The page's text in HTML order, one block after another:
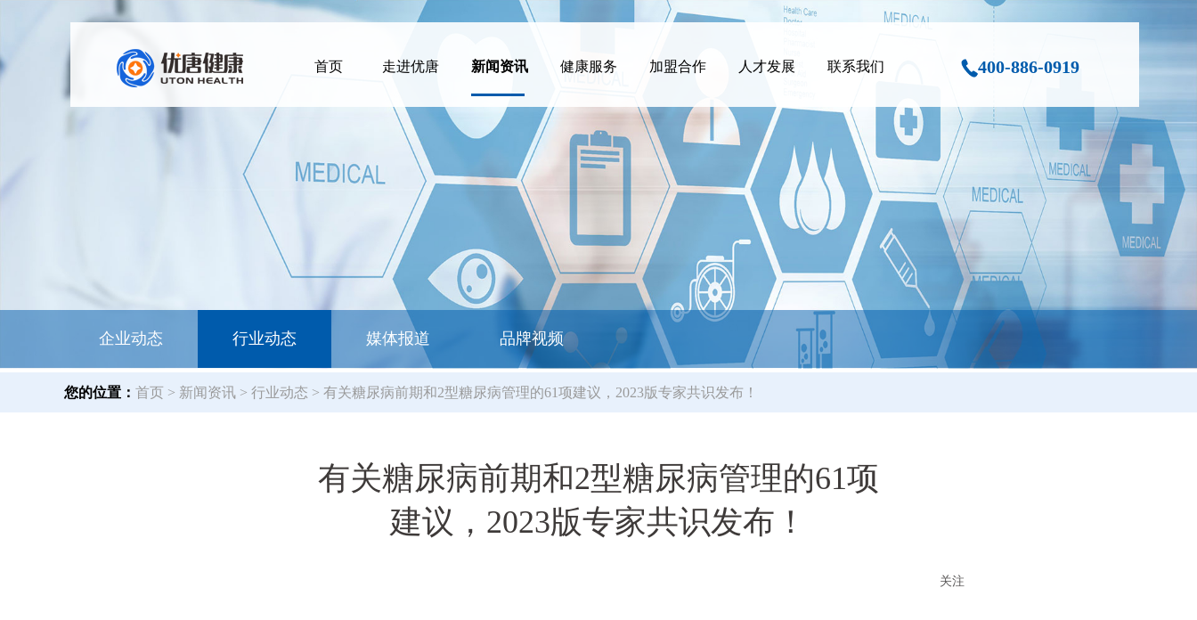
首页 走进优唐 新闻资讯 健康服务 加盟合作 人才发展 联系我们 400-886-0919
企业动态 行业动态 媒体报道 品牌视频
关注
您的位置： 首页 > 新闻资讯 > 行业动态 > 有关糖尿病前期和2型糖尿病管理的61项建议，2023版专家共识发布！
有关糖尿病前期和2型糖尿病管理的61项
建议，2023版专家共识发布！